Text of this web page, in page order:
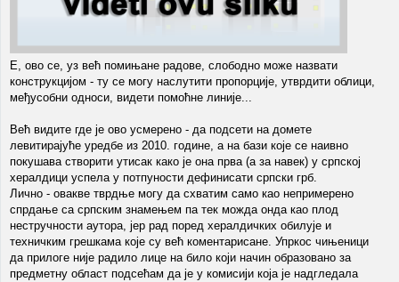
Е, ово се, уз већ помињане радове, слободно може назвати
конструкцијом - ту се могу наслутити пропорције, утврдити облици,
међусобни односи, видети помоћне линије...
Већ видите где је ово усмерено - да подсети на домете
левитирајуће уредбе из 2010. године, а на бази које се наивно
покушава створити утисак како је она прва (а за навек) у српској
хералдици успела у потпуности дефинисати српски грб.
Лично - овакве тврдње могу да схватим само као непримерено
спрдање са српским знамењем па тек можда онда као плод
нестручности аутора, јер рад поред хералдичких обилује и
техничким грешкама које су већ коментарисане. Упркос чињеници
да прилоге није радило лице на било који начин образовано за
предметну област подсећам да је у комисији која је надгледала